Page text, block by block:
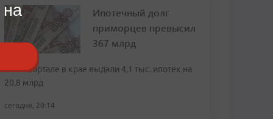
Ипотечный долг
приморцев превысил
367 млрд
Во II квартале в крае выдали 4,1 тыс. ипотек на
20,8 млрд
сегодня, 20:14